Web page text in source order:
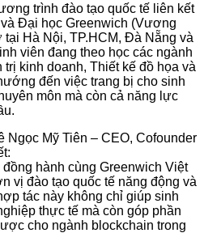
trình đào tạo quốc tế liên kết
Đại học Greenwich (Vương
Hà Nội, TP.HCM, Đà Nẵng và
viên đang theo học các ngành
kinh doanh, Thiết kế đồ họa và
đến việc trang bị cho sinh
môn mà còn cả năng lực
Ngọc Mỹ Tiên – CEO, Cofounder
hành cùng Greenwich Việt
vị đào tạo quốc tế năng động và
tác này không chỉ giúp sinh
thực tế mà còn góp phần
cho ngành blockchain trong